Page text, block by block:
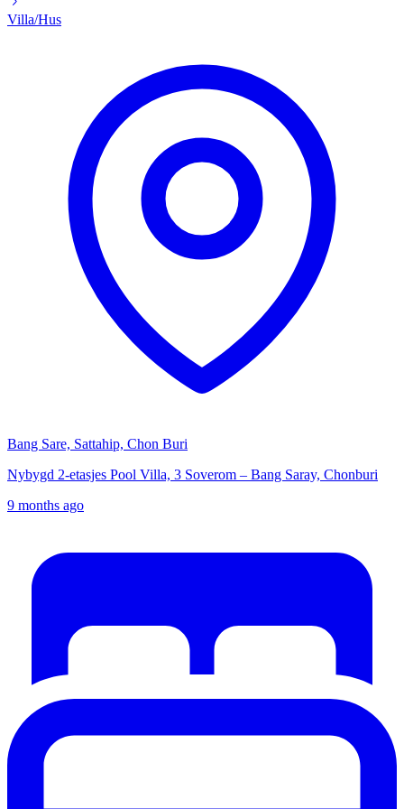
Villa/Hus
Bang Sare, Sattahip, Chon Buri
Nybygd 2-etasjes Pool Villa, 3 Soverom – Bang Saray, Chonburi
9 months ago